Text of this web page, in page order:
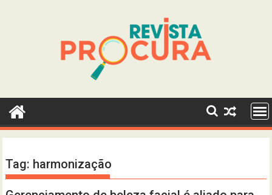
Tag: harmonização